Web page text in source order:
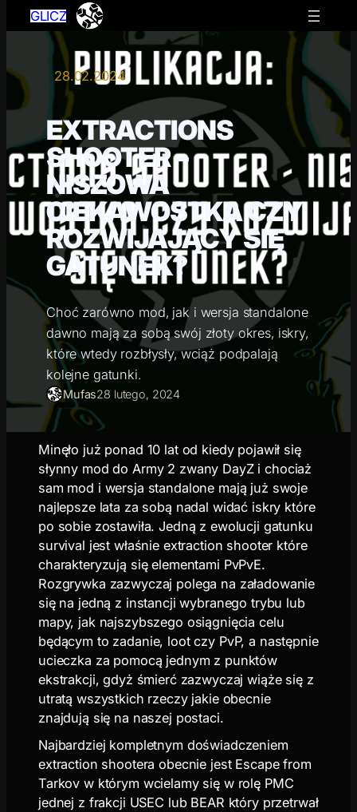
GLICZ
28.02.2024
EXTRACTIONS
SHOOTER –
NISZOWA
CIEKAWOSTKA CZY
ROZWIJAJĄCY SIĘ
GATUNEK?
Choć zarówno mod, jak i wersja standalone
dawno mają za sobą swój złoty okres, iskry,
które wtedy rozbłysły, wciąż podpalają
kolejne gatunki.
Mufas28 lutego, 2024
Minęło już ponad 10 lat od kiedy pojawił się
słynny mod do Army 2 zwany DayZ i chociaż
sam mod i wersja standalone mają już swoje
najlepsze lata za sobą nadal widać iskry które
po sobie zostawiła. Jedną z ewolucji gatunku
survival jest właśnie extraction shooter które
charakteryzują się elementami PvPvE.
Rozgrywka zazwyczaj polega na załadowanie
się na jedną z instancji wybranego trybu lub
mapy, jak najszybszego osiągnięcia celu
będącym to zadanie, loot czy PvP, a następnie
ucieczka za pomocą jednym z punktów
ekstrakcji, gdyż śmierć zazwyczaj wiąże się z
utratą wszystkich rzeczy jakie obecnie
znajdują się na naszej postaci.
Najbardziej kompletnym doświadczeniem
extraction shootera obecnie jest Escape from
Tarkov w którym wcielamy się w rolę PMC
jednej z frakcji USEC lub BEAR który przetrwał